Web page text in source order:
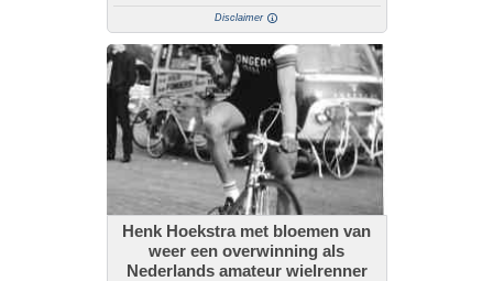
Disclaimer
Henk Hoekstra met bloemen van
weer een overwinning als
Nederlands amateur wielrenner